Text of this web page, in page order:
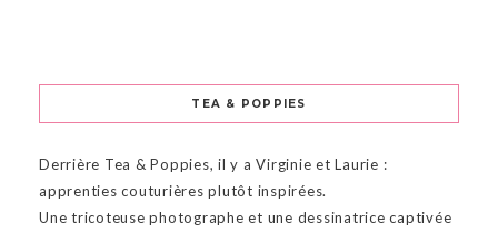
TEA & POPPIES
Derrière Tea & Poppies, il y a Virginie et Laurie :
apprenties couturières plutôt inspirées.
Une tricoteuse photographe et une dessinatrice captivée